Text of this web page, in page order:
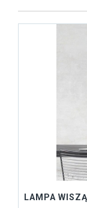
LAMPA